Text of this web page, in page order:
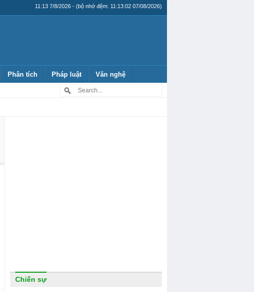
11:13 7/8/2026 - (bộ nhớ đệm: 11:13:02 07/08/2026)
Phân tích Pháp luật Văn nghệ
Chiến sự